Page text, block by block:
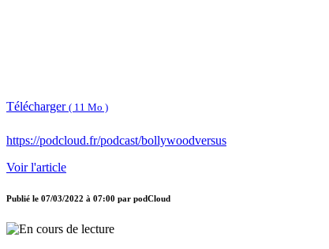
Télécharger ( 11 Mo )
https://podcloud.fr/podcast/bollywoodversus
Voir l'article
Publié le 07/03/2022 à 07:00 par podCloud